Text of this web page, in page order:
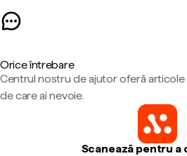
Orice întrebare
Centrul nostru de ajutor oferă
de care ai nevoie.
Scanează pentru a